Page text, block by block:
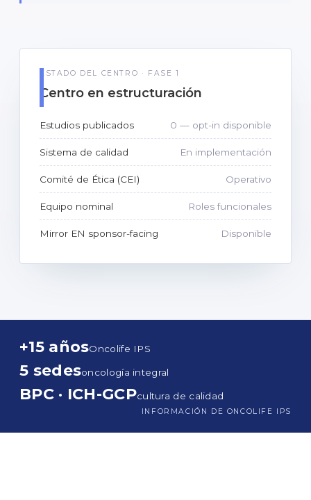
ESTADO DEL CENTRO · FASE 1
Centro en estructuración
Estudios publicados 0 — opt-in disponible
Sistema de calidad En implementación
Comité de Ética (CEI) Operativo
Equipo nominal Roles funcionales
Mirror EN sponsor-facing Disponible
+15 añosOncolife IPS
5 sedesoncología integral
BPC · ICH-GCPcultura de calidad
INFORMACIÓN DE ONCOLIFE IPS